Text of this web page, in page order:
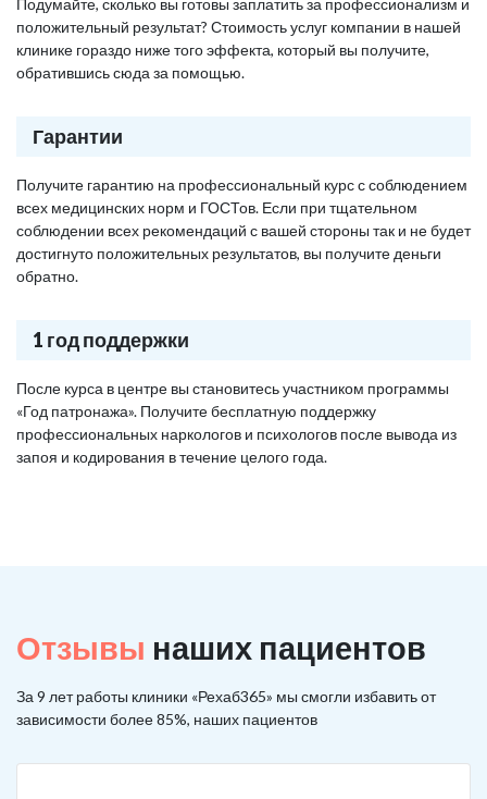
Подумайте, сколько вы готовы заплатить за профессионализм и
положительный результат? Стоимость услуг компании в нашей
клинике гораздо ниже того эффекта, который вы получите,
обратившись сюда за помощью.
Гарантии
Получите гарантию на профессиональный курс с соблюдением
всех медицинских норм и ГОСТов. Если при тщательном
соблюдении всех рекомендаций с вашей стороны так и не будет
достигнуто положительных результатов, вы получите деньги
обратно.
1 год поддержки
После курса в центре вы становитесь участником программы
«Год патронажа». Получите бесплатную поддержку
профессиональных наркологов и психологов после вывода из
запоя и кодирования в течение целого года.
Отзывы наших пациентов
За 9 лет работы клиники «Рехаб365» мы смогли избавить от
зависимости более 85%, наших пациентов